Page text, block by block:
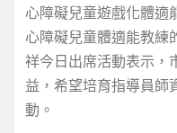
心障礙兒童遊戲化體適
心障礙兒童體適能教練
祥今日出席活動表示，
益，希望培育指導員師
動。